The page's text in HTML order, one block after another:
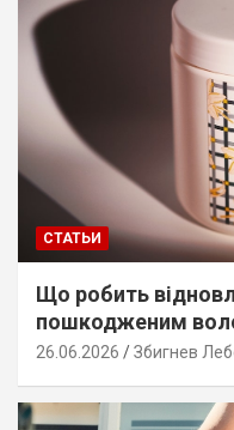
СТАТЬИ
Що робить
пошкодженим
26.06.2026 Збигнев